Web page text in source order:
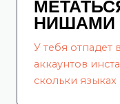
НИШАМИ
У тебя отпадет
аккаунтов
скольки языках